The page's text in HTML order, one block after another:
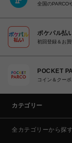
全国のPARCO
ポケパル払
初回登録＆お
POCKET
コイン＆クー
カテゴリー
全カテゴリーから探す